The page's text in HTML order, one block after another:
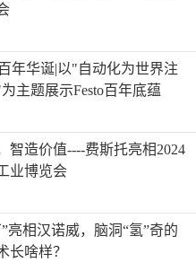
年华诞|以"自动化为世界注
主题展示Festo百年底蕴
智造价值----费斯托亮相2024
业博览会
亮相汉诺威，脑洞“氢”奇的
长啥样？